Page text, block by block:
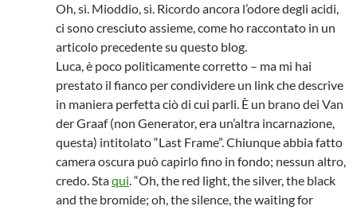
Oh, sì. Mioddio, sì. Ricordo ancora l’odore degli acidi,
ci sono cresciuto assieme, come ho raccontato in un
articolo precedente su questo blog.
Luca, è poco politicamente corretto – ma mi hai
prestato il fianco per condividere un link che descrive
in maniera perfetta ciò di cui parli. È un brano dei Van
der Graaf (non Generator, era un’altra incarnazione,
questa) intitolato “Last Frame”. Chiunque abbia fatto
camera oscura può capirlo fino in fondo; nessun altro,
credo. Staqui. “Oh, the red light, the silver, the black
and the bromide; oh, the silence, the waiting for